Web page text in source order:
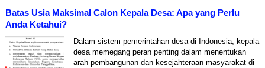
Batas Usia Maksimal Calon Kepala Desa: Apa yang Perlu
Anda Ketahui?
Dalam sistem pemerintahan desa di Indonesia, kepala
desa memegang peran penting dalam menentukan
arah pembangunan dan kesejahteraan masyarakat di